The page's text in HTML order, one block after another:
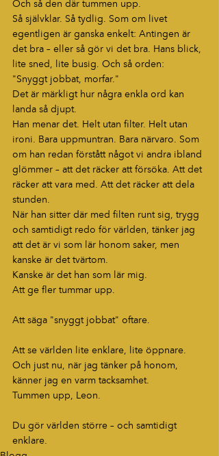
Och så den där tummen upp.
Så självklar. Så tydlig. Som om livet
egentligen är ganska enkelt: Antingen är
det bra – eller så gör vi det bra. Hans blick,
lite sned, lite busig. Och så orden:
"Snyggt jobbat, morfar."
Det är märkligt hur några enkla ord kan
landa så djupt.
Han menar det. Helt utan filter. Helt utan
ironi. Bara uppmuntran. Bara närvaro. Som
om han redan förstått något vi andra ibland
glömmer – att det räcker att försöka. Att det
räcker att vara med. Att det räcker att dela
stunden.
När han sitter där med filten runt sig, trygg
och samtidigt redo för världen, tänker jag
att det är vi som lär honom saker, men
kanske är det tvärtom.
Kanske är det han som lär mig.
Att ge fler tummar upp.
Att säga "snyggt jobbat" oftare.
Att se världen lite enklare, lite öppnare.
Och just nu, när jag tänker på honom,
känner jag en varm tacksamhet.
Tummen upp, Leon.
Du gör världen större – och samtidigt
enklare.